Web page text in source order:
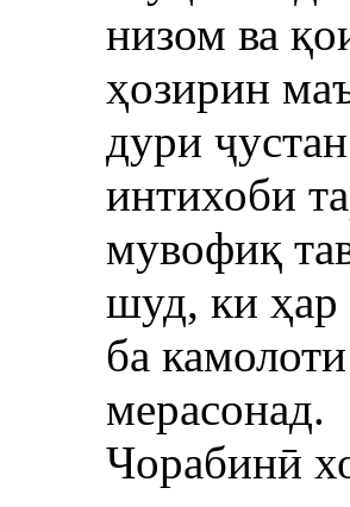
низом ва
ҳозирин
дури
интихоби
мувофиқ
шуд, ки ҳар
ба
мерасонад.
Чорабинӣ